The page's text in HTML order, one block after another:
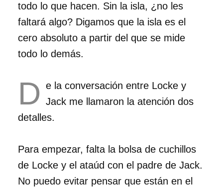
todo lo que hacen. Sin la isla, ¿no les
faltará algo? Digamos que la isla es el
cero absoluto a partir del que se mide
todo lo demás.
D e la conversación entre Locke y
Jack me llamaron la atención dos
detalles.
Para empezar, falta la bolsa de cuchillos
de Locke y el ataúd con el padre de Jack.
No puedo evitar pensar que están en el